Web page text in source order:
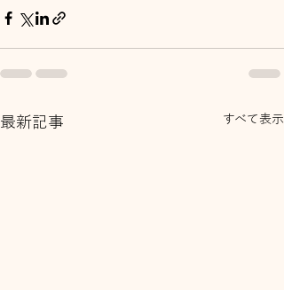
最新記事 すべて表示